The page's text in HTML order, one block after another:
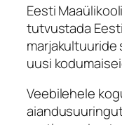
Eesti
tutvustada
uusi
Veebilehele